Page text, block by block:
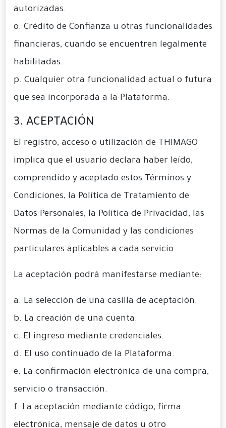
autorizadas.
o. Crédito de Confianza u otras funcionalidades
financieras, cuando se encuentren legalmente
habilitadas.
p. Cualquier otra funcionalidad actual o futura
que sea incorporada a la Plataforma.
3. ACEPTACIÓN
El registro, acceso o utilización de THIMAGO
implica que el usuario declara haber leído,
comprendido y aceptado estos Términos y
Condiciones, la Política de Tratamiento de
Datos Personales, la Política de Privacidad, las
Normas de la Comunidad y las condiciones
particulares aplicables a cada servicio.
La aceptación podrá manifestarse mediante:
a. La selección de una casilla de aceptación.
b. La creación de una cuenta.
c. El ingreso mediante credenciales.
d. El uso continuado de la Plataforma.
e. La confirmación electrónica de una compra,
servicio o transacción.
f. La aceptación mediante código, firma
electrónica, mensaje de datos u otro